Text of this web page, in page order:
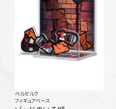
ベルセルク
フィギュアベース